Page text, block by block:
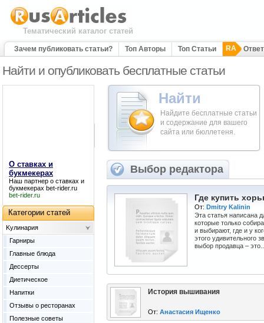
Тематический каталог статей
Зачем публиковать статьи? Топ Авторы Топ Статьи RA
Найти и опубликовать бесплатные статьи
Найти
Найдите бесплатные статьи
и содержание для вашего
сайта или бюллетеня.
Выбор редактора
Где купить
От: Dmitry Kalinin
Эта статья написана
которые только
и выбирают, где и у
этого удивительного
выбор продавца –
История вышивания
От: Анастасия Ищенко
О ставках и
букмекерах
Наш партнер о ставках и
букмекерах bet-rider.ru
bet-rider.ru
Категории статей
Kулинария
Гарниры
Главные блюда
Дессерты
Диетическое
Напитки
Отзывы о ресторанах
Полезные советы